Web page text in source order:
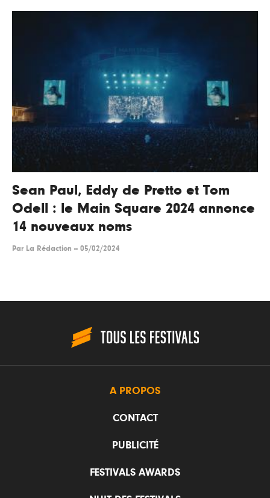
Sean Paul, Eddy de Pretto et Tom
Odell : le Main Square 2024 annonce
14 nouveaux noms
Par La Rédaction -- 05/02/2024
A PROPOS
CONTACT
PUBLICITÉ
FESTIVALS AWARDS